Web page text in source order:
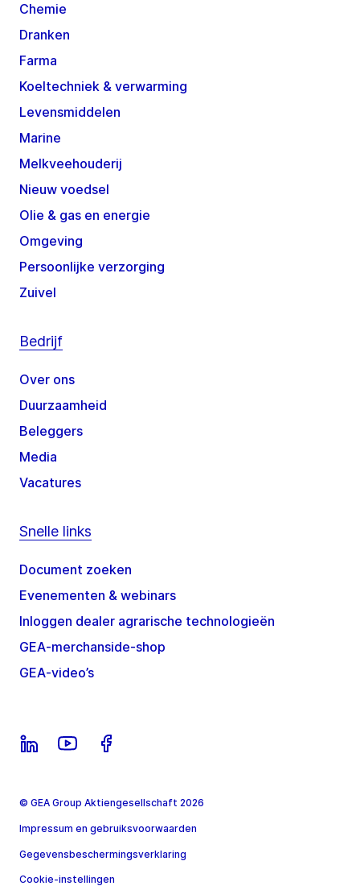
Chemie
Dranken
Farma
Koeltechniek & verwarming
Levensmiddelen
Marine
Melkveehouderij
Nieuw voedsel
Olie & gas en energie
Omgeving
Persoonlijke verzorging
Zuivel
Bedrijf
Over ons
Duurzaamheid
Beleggers
Media
Vacatures
Snelle links
Document zoeken
Evenementen & webinars
Inloggen dealer agrarische technologieën
GEA-merchanside-shop
GEA-video’s
© GEA Group Aktiengesellschaft 2026
Impressum en gebruiksvoorwaarden
Gegevensbeschermingsverklaring
Cookie-instellingen